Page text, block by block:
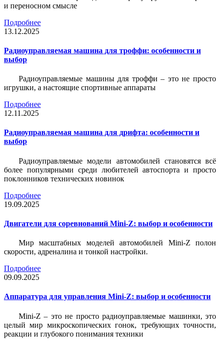
и переносном смысле
Подробнее
13.12.2025
Радиоуправляемая машина для троффи: особенности и
выбор
Радиоуправляемые машины для троффи – это не просто
игрушки, а настоящие спортивные аппараты
Подробнее
12.11.2025
Радиоуправляемая машина для дрифта: особенности и
выбор
Радиоуправляемые модели автомобилей становятся всё
более популярными среди любителей автоспорта и просто
поклонников технических новинок
Подробнее
19.09.2025
Двигатели для соревнований Mini-Z: выбор и особенности
Мир масштабных моделей автомобилей Mini-Z полон
скорости, адреналина и тонкой настройки.
Подробнее
09.09.2025
Аппаратура для управления Mini-Z: выбор и особенности
Mini-Z – это не просто радиоуправляемые машинки, это
целый мир микроскопических гонок, требующих точности,
реакции и глубокого понимания техники